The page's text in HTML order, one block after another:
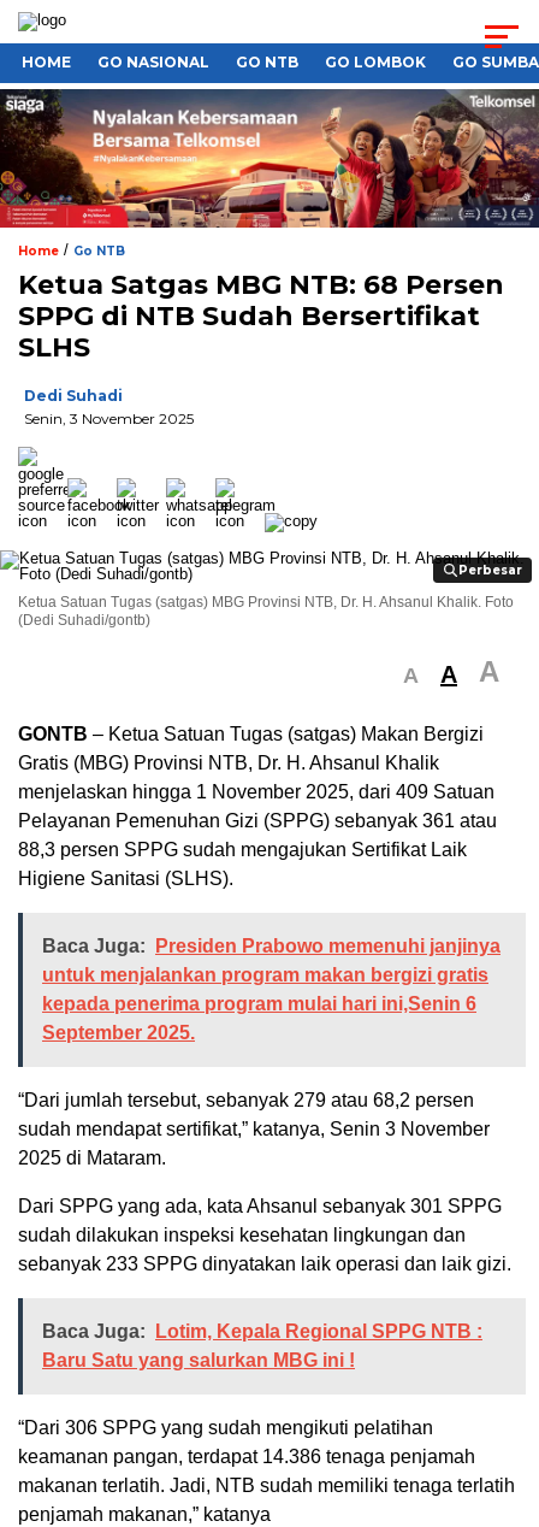
HOME GO NASIONAL GO NTB GO LOMBOK GO
Home / Go NTB
Ketua Satgas MBG NTB: 68 Persen
SPPG di NTB Sudah Bersertifikat
SLHS
Dedi Suhadi
Senin, 3 November 2025
Perbesar
Perbesar
Ketua Satuan Tugas (satgas) MBG Provinsi NTB, Dr. H. Ahsanul Khalik. Foto
(Dedi Suhadi/gontb)
A A A
GONTB – Ketua Satuan Tugas (satgas) Makan Bergizi
Gratis (MBG) Provinsi NTB, Dr. H. Ahsanul Khalik
menjelaskan hingga 1 November 2025, dari 409 Satuan
Pelayanan Pemenuhan Gizi (SPPG) sebanyak 361 atau
88,3 persen SPPG sudah mengajukan Sertifikat Laik
Higiene Sanitasi (SLHS).
Baca Juga:
Presiden Prabowo memenuhi janjinya
untuk menjalankan program makan bergizi gratis
kepada penerima program mulai hari ini,Senin 6
September 2025.
“Dari jumlah tersebut, sebanyak 279 atau 68,2 persen
sudah mendapat sertifikat,” katanya, Senin 3 November
2025 di Mataram.
Dari SPPG yang ada, kata Ahsanul sebanyak 301 SPPG
sudah dilakukan inspeksi kesehatan lingkungan dan
sebanyak 233 SPPG dinyatakan laik operasi dan laik gizi.
Baca Juga:
Lotim, Kepala Regional SPPG NTB :
Baru Satu yang salurkan MBG ini !
“Dari 306 SPPG yang sudah mengikuti pelatihan
keamanan pangan, terdapat 14.386 tenaga penjamah
makanan terlatih. Jadi, NTB sudah memiliki tenaga terlatih
penjamah makanan,” katanya